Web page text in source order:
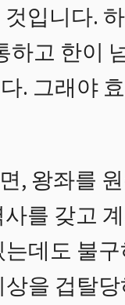
입니다.
고 한이
. 그래야
, 왕좌를
를 갖고
데도 불
을 겁탈